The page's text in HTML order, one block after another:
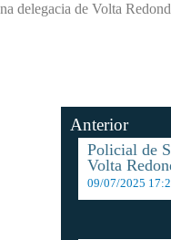
na delegacia de Volta
Anterior
Policial de
Volta
09/07/2025